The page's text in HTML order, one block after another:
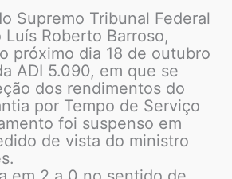
Supremo Tribunal Federal
Luís Roberto Barroso,
próximo dia 18 de outubro
ADI 5.090, em que se
dos rendimentos do
por Tempo de Serviço
foi suspenso em
de vista do ministro